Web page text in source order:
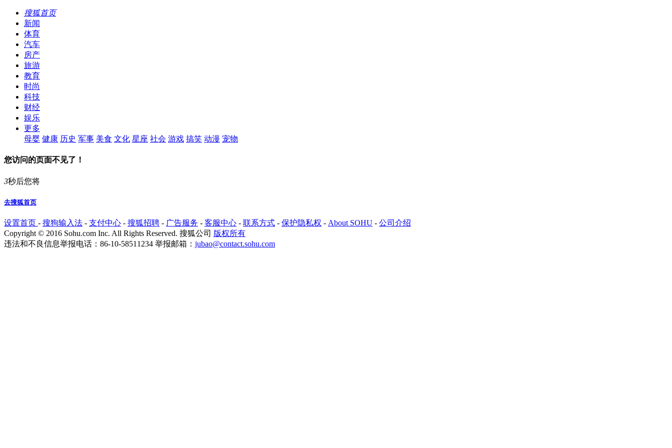
搜狐首页
新闻
体育
汽车
房产
旅游
教育
时尚
科技
财经
娱乐
更多
母婴 健康 历史 军事 美食 文化 星座 社会 游戏 搞笑 动漫 宠物
您访问的页面不见了！
3秒后您将
去搜狐首页
设置首页 - 搜狗输入法 - 支付中心 - 搜狐招聘 - 广告服务 - 客服中心 - 联系方式 - 保护隐私权 - About SOHU - 公司介绍
Copyright © 2016 Sohu.com Inc. All Rights Reserved. 搜狐公司 版权所有
违法和不良信息举报电话：86-10-58511234 举报邮箱： jubao@contact.sohu.com